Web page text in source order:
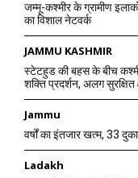
जम्मू-कश्मीर के ग्रामीण
का विशाल नेटवर्क
JAMMU KASHMIR
स्टेटहुड की बहस के बीच
शक्ति प्रदर्शन, अलग सुरक्षित
Jammu
वर्षों का इंतजार खत्म, 33
Ladakh